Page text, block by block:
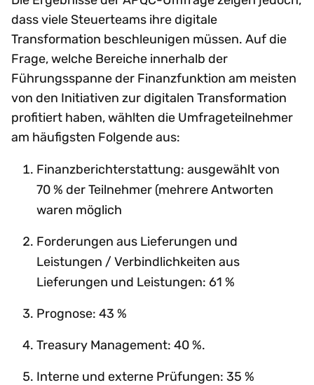
dass viele Steuerteams ihre digitale
Transformation beschleunigen müssen. Auf die
Frage, welche Bereiche innerhalb der
Führungsspanne der Finanzfunktion am meisten
von den Initiativen zur digitalen Transformation
profitiert haben, wählten die Umfrageteilnehmer
am häufigsten Folgende aus:
Finanzberichterstattung: ausgewählt von
70 % der Teilnehmer (mehrere Antworten
waren möglich
Forderungen aus Lieferungen und
Leistungen / Verbindlichkeiten aus
Lieferungen und Leistungen: 61 %
Prognose: 43 %
Treasury Management: 40 %.
Interne und externe Prüfungen: 35 %